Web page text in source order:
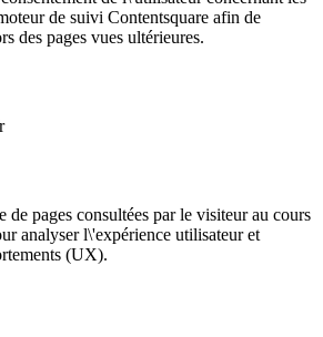
de suivi Contentsquare afin de
des pages vues ultérieures.
de pages consultées par le visiteur au cours
analyser l\'expérience utilisateur et
(UX).